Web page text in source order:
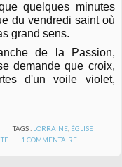
quelques minutes
du vendredi saint où
grand sens.
de la Passion,
demande que croix,
d'un voile violet,
TAGS : LORRAINE ÉGLISE
1 COMMENTAIRE